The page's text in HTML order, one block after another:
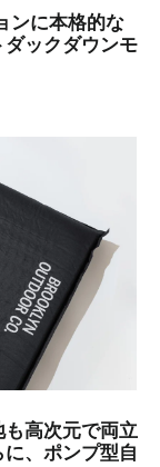
ンに本格的な
ックダウンモ
高次元で両立
、ポンプ型自